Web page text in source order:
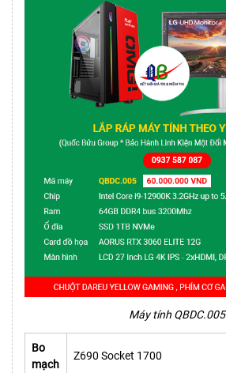
Máy tính QBDC.005
Bo
mạch
Z690 Socket 1700